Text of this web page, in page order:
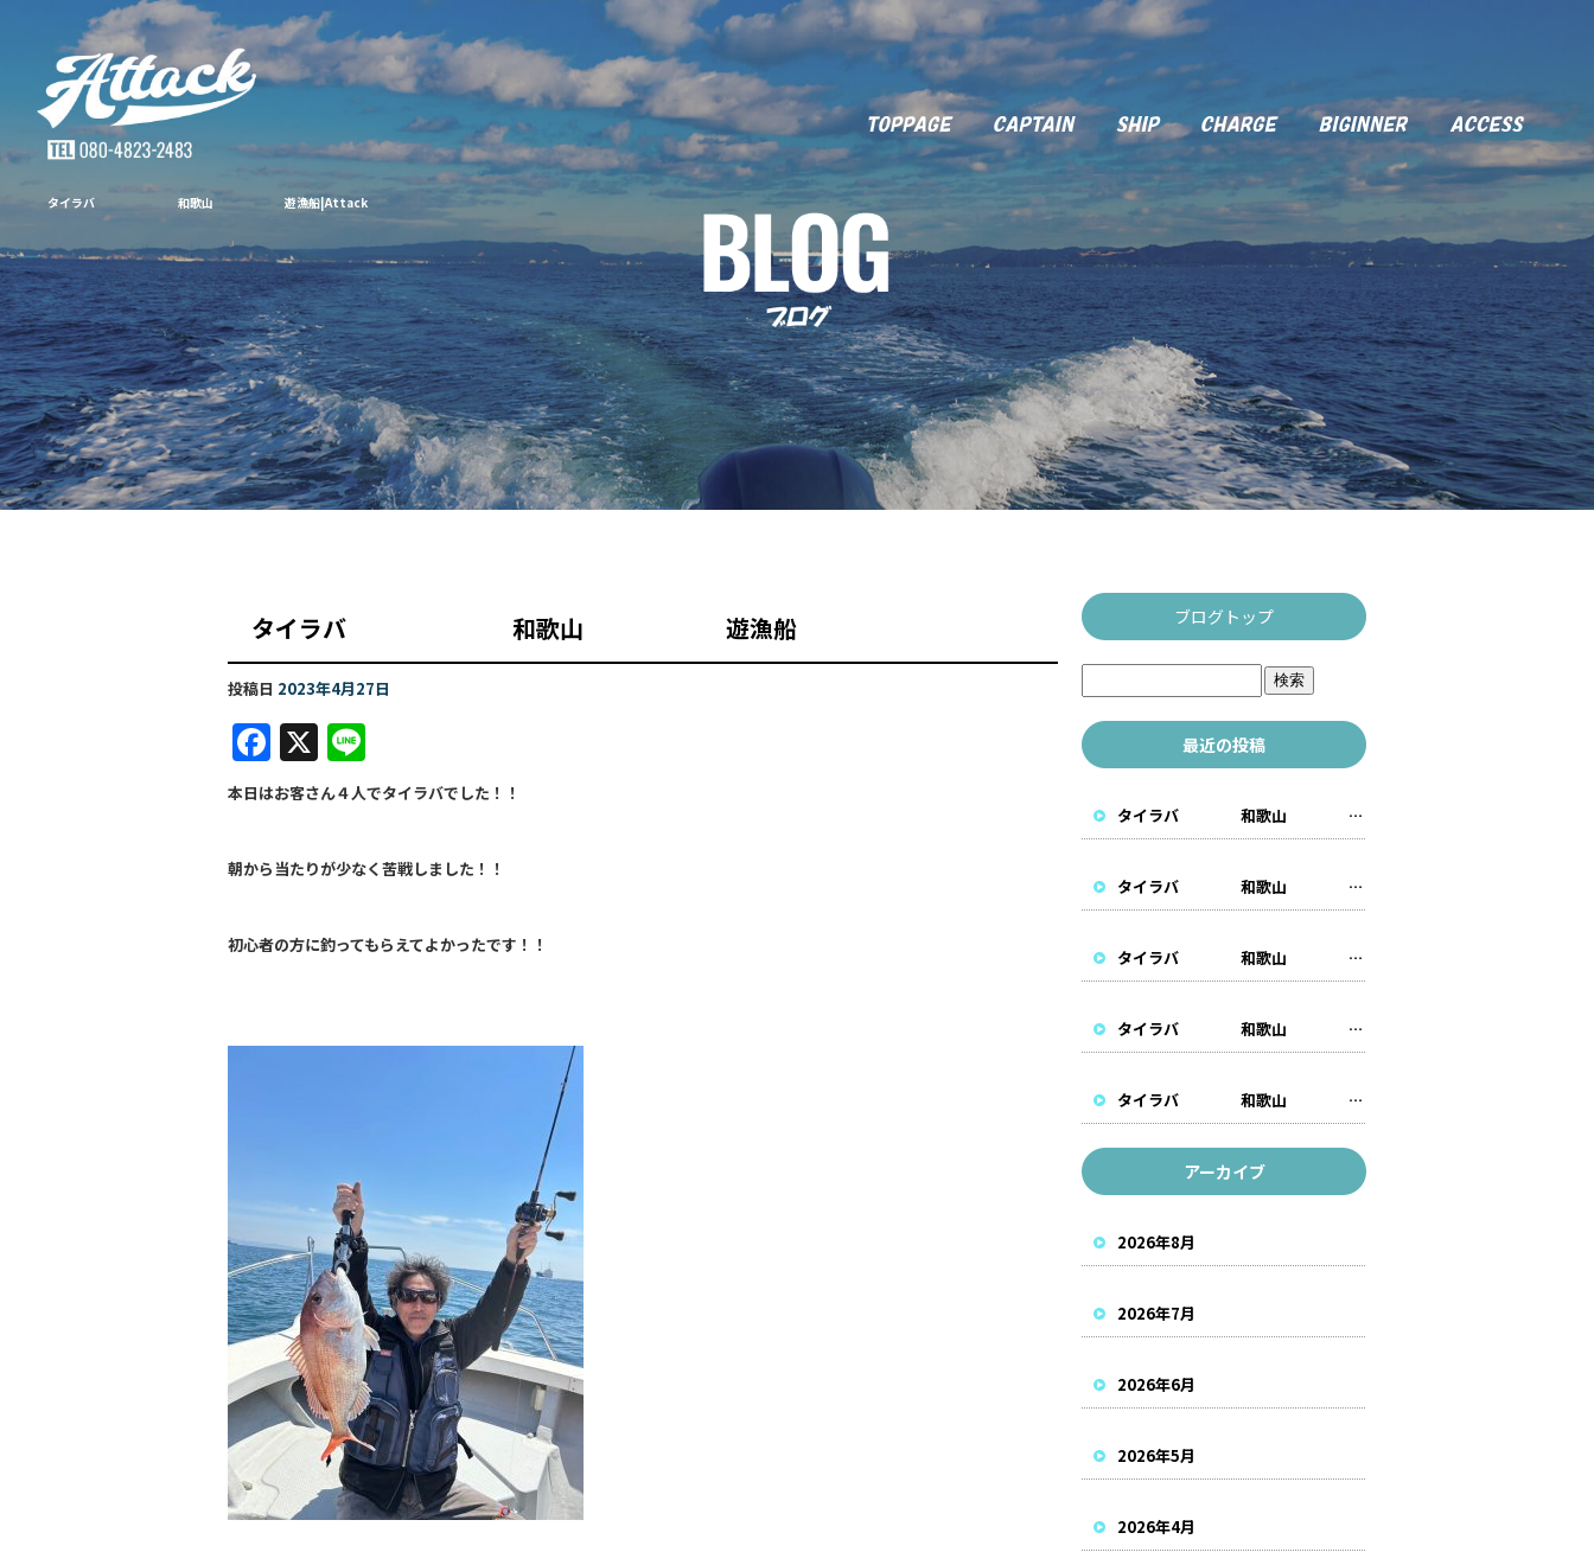
タイラバ 和歌山 遊漁船|Attack
タイラバ 和歌山 遊漁船
投稿日 2023年4月27日
F
a
c
e
b
o
o
X
n
e
本日はお客さん４人でタイラバでした！！
朝から当たりが少なく苦戦しました！！
初心者の方に釣ってもらえてよかったです！！
ブログトップ
最近の投稿
タイラバ 和歌山 遊漁船
タイラバ 和歌山 遊漁船
タイラバ 和歌山 遊漁船
タイラバ 和歌山 遊漁船
タイラバ 和歌山 遊漁船
アーカイブ
2026年8月
2026年7月
2026年6月
2026年5月
2026年4月